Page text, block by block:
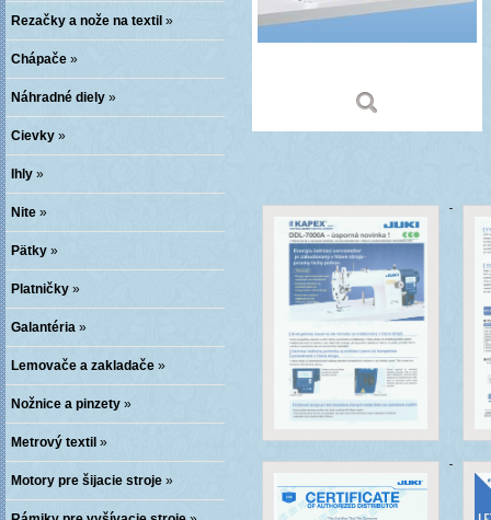
Rezačky a nože na textil »
Chápače »
Náhradné diely »
Cievky »
Ihly »
Nite »
Pätky »
Platničky »
Galantéria »
Lemovače a zakladače »
Nožnice a pinzety »
Metrový textil »
Motory pre šijacie stroje »